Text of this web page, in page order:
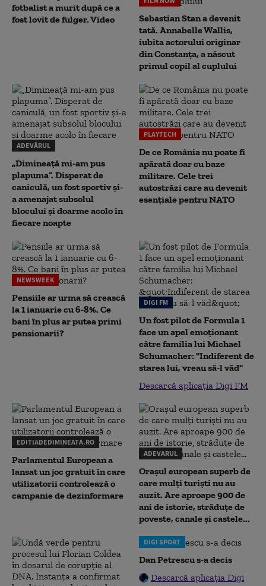
fotbalist a murit după ce a
fost lovit de fulger. Video
Sebastian Stan a devenit
tată. Annabelle Wallis,
iubita actorului originar
din Constanța, a născut
primul copil al cuplului
ADEVĂRUL
„Dimineață mi-am pus
plapuma”. Disperat de
caniculă, un fost sportiv și-
a amenajat subsolul
blocului și doarme acolo în
fiecare noapte
PLAYTECH
De ce România nu poate fi
apărată doar cu baze
militare. Cele trei
autostrăzi care au devenit
esențiale pentru NATO
NEWSWEEK
Pensiile ar urma să crească
la 1 ianuarie cu 6-8%. Ce
bani în plus ar putea primi
pensionarii?
DIGI FM
Un fost pilot de Formula 1
face un apel emoționant
către familia lui Michael
Schumacher: "Indiferent de
starea lui, vreau să-l văd"
Descarcă aplicația Digi FM
EDITIADEDIMINEATA.RO
Parlamentul European a
lansat un joc gratuit în care
utilizatorii controlează o
campanie de dezinformare
ADEVARUL
Orașul european superb de
care mulți turiști nu au
auzit. Are aproape 900 de
ani de istorie, străduțe de
poveste, canale și castele...
DIGI SPORT
Dan Petrescu s-a decis
Descarcă aplicația Digi